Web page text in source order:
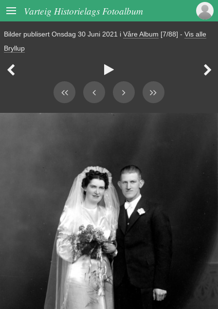
 Varteig Historielags Fotoalbum
Bilder publisert Onsdag 30 Juni 2021 i Våre Album [7/88] - Vis alle
Bryllup
  